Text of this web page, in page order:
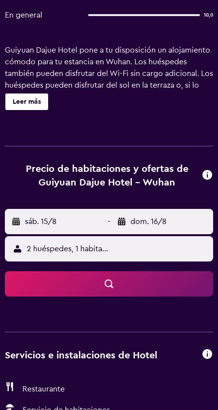
En general 10,0
Guiyuan Dajue Hotel pone a tu disposición un alojamiento
cómodo para tu estancia en Wuhan. Los huéspedes
también pueden disfrutar del Wi-Fi sin cargo adicional. Los
huéspedes pueden disfrutar del sol en la terraza o, si lo
desean, tomar algo en el bar. Los huéspedes pueden
aprovechar el servicio de registro de entrada y salida
todas las comodidades necesarias para asegurarte una
estancia cómoda. Todas ellas disponen de internet en las
establecimiento encontrará un restaurante, que es el lugar
perfecto para disfrutar de una buena comida. Guiyuan
Dajue Hotel queda a menos de 40 minutos en coche del
Aeropuerto Internacional de Wuhan Tianhe. El personal del
mostrador turístico estará encantado de reservar visitas y
excursiones durante tu estancia en Wuhan.
Leer más
Precio de habitaciones y ofertas de
Guiyuan Dajue Hotel - Wuhan
sáb. 15/8 - dom. 16/8
2 huéspedes, 1 habitación
Servicios e instalaciones de Hotel
Restaurante